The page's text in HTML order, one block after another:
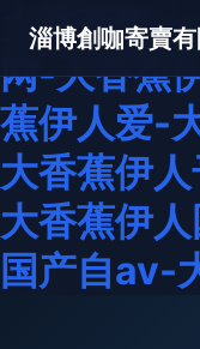
大香蕉伊
网-大香蕉
蕉伊人爱-
大香蕉伊
大香蕉伊
国产自av-
淄博創咖寄賣有